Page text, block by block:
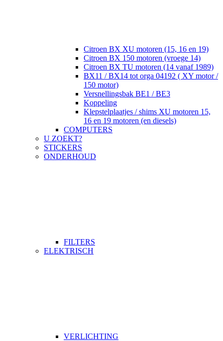
Citroen BX XU motoren (15, 16 en 19)
Citroen BX 150 motoren (vroege 14)
Citroen BX TU motoren (14 vanaf 1989)
BX11 / BX14 tot orga 04192 ( XY motor /
150 motor)
Versnellingsbak BE1 / BE3
Koppeling
Klepstelplaatjes / shims XU motoren 15,
16 en 19 motoren (en diesels)
COMPUTERS
U ZOEKT?
STICKERS
ONDERHOUD
FILTERS
ELEKTRISCH
VERLICHTING